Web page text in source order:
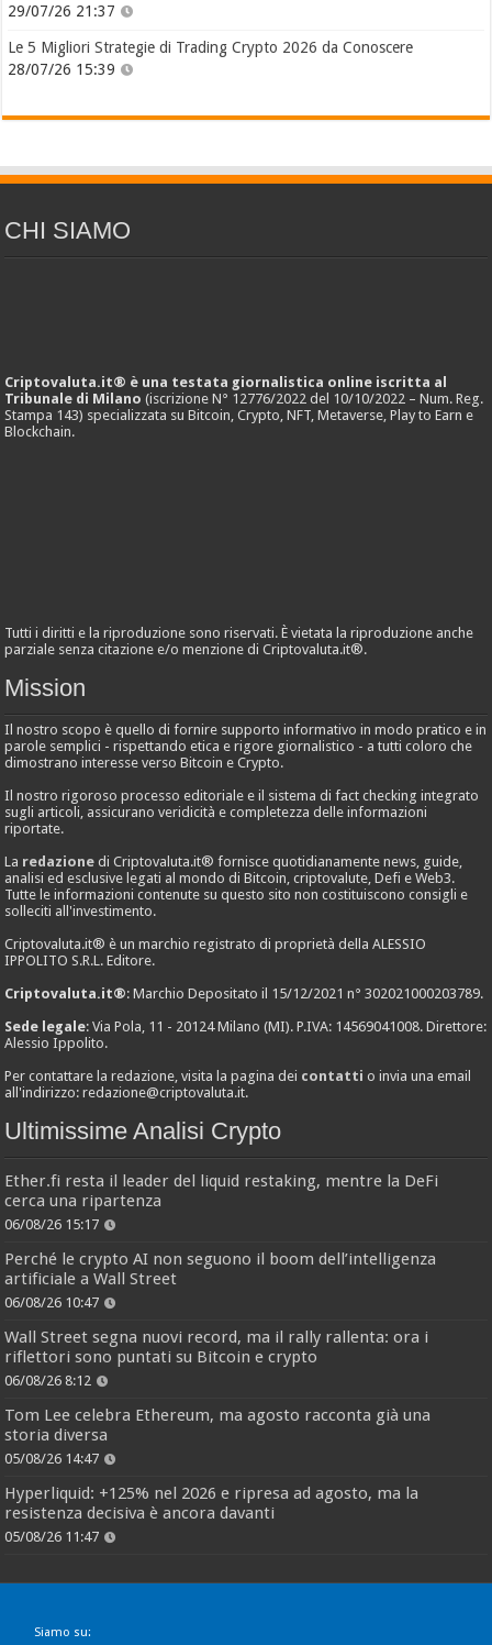
29/07/26 21:37
Le 5 Migliori Strategie di Trading Crypto 2026 da Conoscere
28/07/26 15:39
CHI SIAMO
Criptovaluta.it® è una testata giornalistica online iscritta al
Tribunale di Milano (iscrizione N° 12776/2022 del 10/10/2022 – Num. Reg.
Stampa 143) specializzata su Bitcoin, Crypto, NFT, Metaverse, Play to Earn e
Blockchain.
Tutti i diritti e la riproduzione sono riservati. È vietata la riproduzione anche
parziale senza citazione e/o menzione di Criptovaluta.it®.
Mission
Il nostro scopo è quello di fornire supporto informativo in modo pratico e in
parole semplici - rispettando etica e rigore giornalistico - a tutti coloro che
dimostrano interesse verso Bitcoin e Crypto.
Il nostro rigoroso processo editoriale e il sistema di fact checking integrato
sugli articoli, assicurano veridicità e completezza delle informazioni
riportate.
La redazione di Criptovaluta.it® fornisce quotidianamente news, guide,
analisi ed esclusive legati al mondo di Bitcoin, criptovalute, Defi e Web3.
Tutte le informazioni contenute su questo sito non costituiscono consigli e
solleciti all'investimento.
Criptovaluta.it® è un marchio registrato di proprietà della ALESSIO
IPPOLITO S.R.L. Editore.
Criptovaluta.it®: Marchio Depositato il 15/12/2021 n° 302021000203789.
Sede legale: Via Pola, 11 - 20124 Milano (MI). P.IVA: 14569041008. Direttore:
Alessio Ippolito.
Per contattare la redazione, visita la pagina dei contatti o invia una email
all'indirizzo:redazione@criptovaluta.it.
Ultimissime Analisi Crypto
Ether.fi resta il leader del liquid restaking, mentre la DeFi
cerca una ripartenza
06/08/26 15:17
Perché le crypto AI non seguono il boom dell’intelligenza
artificiale a Wall Street
06/08/26 10:47
Wall Street segna nuovi record, ma il rally rallenta: ora i
riflettori sono puntati su Bitcoin e crypto
06/08/26 8:12
Tom Lee celebra Ethereum, ma agosto racconta già una
storia diversa
05/08/26 14:47
Hyperliquid: +125% nel 2026 e ripresa ad agosto, ma la
resistenza decisiva è ancora davanti
05/08/26 11:47
Siamo su: